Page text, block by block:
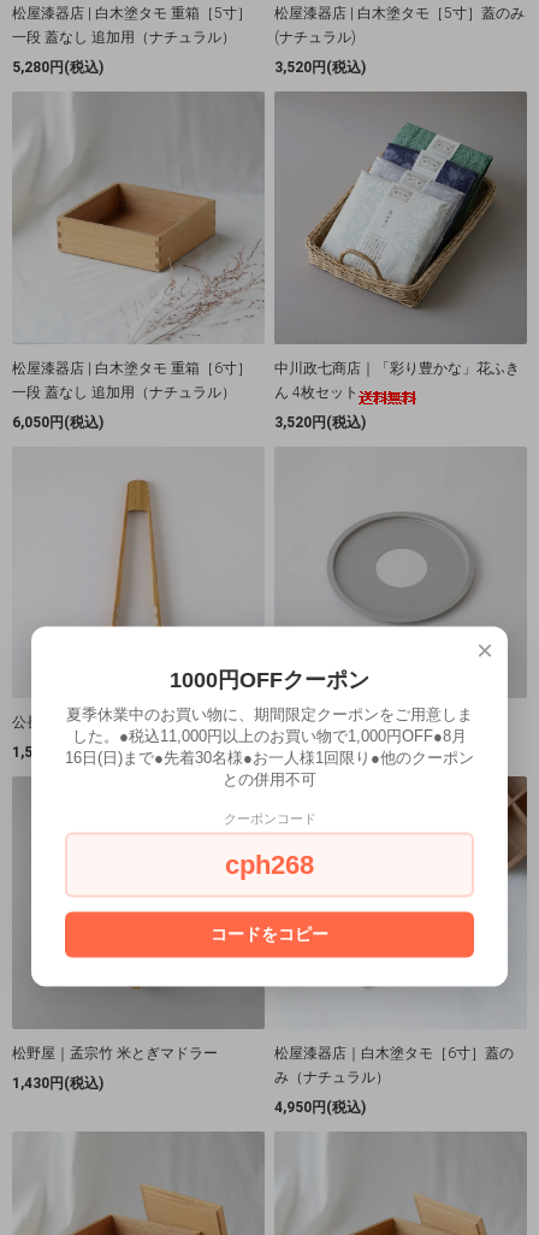
松屋漆器店 | 白木塗タモ 重箱［5寸］
一段 蓋なし 追加用（ナチュラル）
5,280円(税込)
松屋漆器店 | 白木塗タモ［5寸］蓋のみ
(ナチュラル)
3,520円(税込)
松屋漆器店 | 白木塗タモ 重箱［6寸］
一段 蓋なし 追加用（ナチュラル）
6,050円(税込)
中川政七商店｜「彩り豊かな」花ふき
ん 4枚セット
3,520円(税込)
公長斎小菅｜竹製トング M
1,540円(税込)
21cmせいろ用受け台（24cm鍋用）
1,870円(税込)
松野屋｜孟宗竹 米とぎマドラー
1,430円(税込)
松屋漆器店｜白木塗タモ［6寸］蓋の
み（ナチュラル）
4,950円(税込)
×
1000円OFFクーポン
夏季休業中のお買い物に、期間限定クーポンをご用意しま
した。●税込11,000円以上のお買い物で1,000円OFF●8月
16日(日)まで●先着30名様●お一人様1回限り●他のクーポン
との併用不可
クーポンコード
cph268
コードをコピー